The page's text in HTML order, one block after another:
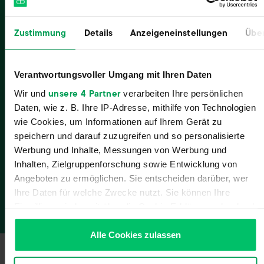
Zustimmung Details Anzeigeneinstellungen
Verantwortungsvoller Umgang mit Ihren Daten
Wir und unsere 4 Partnerverarbeiten Ihre persönlichen
Daten, wie z. B. Ihre IP-Adresse, mithilfe von Technologien
wie Cookies, um Informationen auf Ihrem Gerät zu
speichern und darauf zuzugreifen und so personalisierte
Werbung und Inhalte, Messungen von Werbung und
Inhalten, Zielgruppenforschung sowie Entwicklung von
Angeboten zu ermöglichen. Sie entscheiden darüber, wer
Ihre Daten für welche Zwecke nutzt. Sie können Ihre
Klicken auf das Privacy Trigger Symbol ändern oder
Alle Cookies zulassen
Jetzt unverbindlich testen
Zu allen Schnittstellen